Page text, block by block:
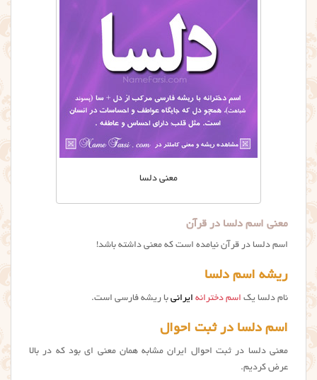
معنی دلسا
معنی اسم دلسا در قرآن
اسم دلسا در قرآن نیامده است که معنی داشته باشد!
ریشه اسم دلسا
نام دلسا یک اسم دخترانه ایرانی با ریشه فارسی است.
اسم دلسا در ثبت احوال
معنی دلسا در ثبت احوال ایران مشابه همان معنی ای بود که در بالا
عرض کردیم.